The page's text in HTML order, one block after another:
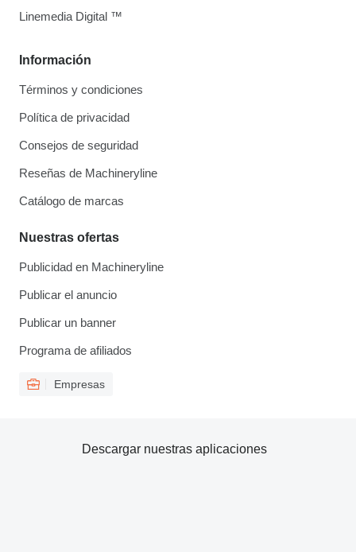
Información
Términos y condiciones
Política de privacidad
Consejos de seguridad
Reseñas de Machineryline
Catálogo de marcas
Nuestras ofertas
Publicidad en Machineryline
Publicar el anuncio
Publicar un banner
Programa de afiliados
Empresas
Linemedia Digital ™
Descargar nuestras aplicaciones